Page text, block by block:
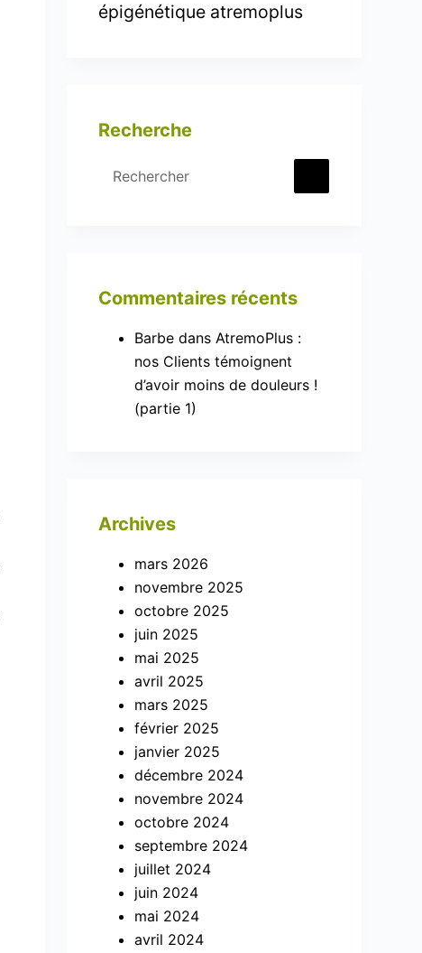
épigénétique atremoplus
Recherche
Commentaires récents
Barbe dansAtremoPlus :
nos Clients témoignent
d’avoir moins de douleurs !
(partie 1)
Archives
mars 2026
novembre 2025
octobre 2025
juin 2025
mai 2025
avril 2025
mars 2025
février 2025
janvier 2025
décembre 2024
novembre 2024
octobre 2024
septembre 2024
juillet 2024
juin 2024
mai 2024
avril 2024